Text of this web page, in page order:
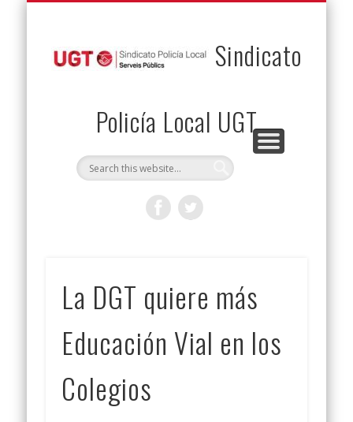
Sindicato
Policía Local UGT
La DGT quiere más
Educación Vial en los
Colegios